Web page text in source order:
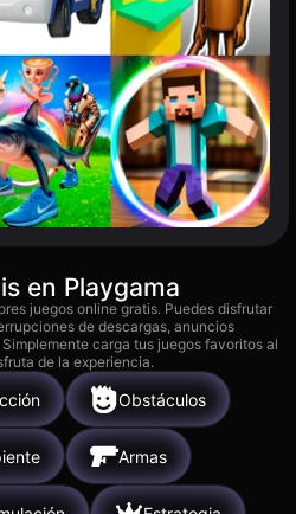
en Playgama
juegos online gratis. Puedes disfrutar
de descargas, anuncios
carga tus juegos favoritos al
de la experiencia.
Obstáculos
Armas